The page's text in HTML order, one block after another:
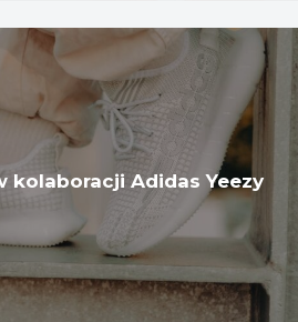
kolaboracji Adidas Yeezy